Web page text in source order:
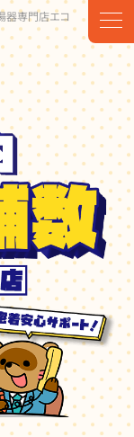
器専門店エコ
t
o
l
e
n
a
g
a
t
i
o